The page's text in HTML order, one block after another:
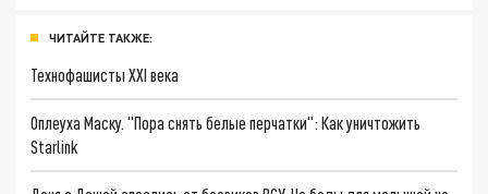
ЧИТАЙТЕ ТАКЖЕ:
Технофашисты XXI века
Оплеуха Маску. "Пора снять белые перчатки": Как уничтожить
Starlink